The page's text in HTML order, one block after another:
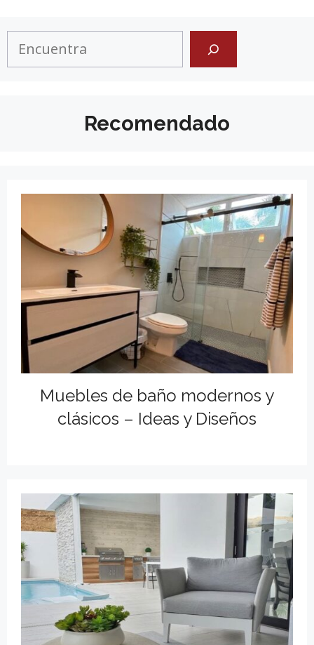
Search
Recomendado
Muebles de baño modernos y
clásicos – Ideas y Diseños